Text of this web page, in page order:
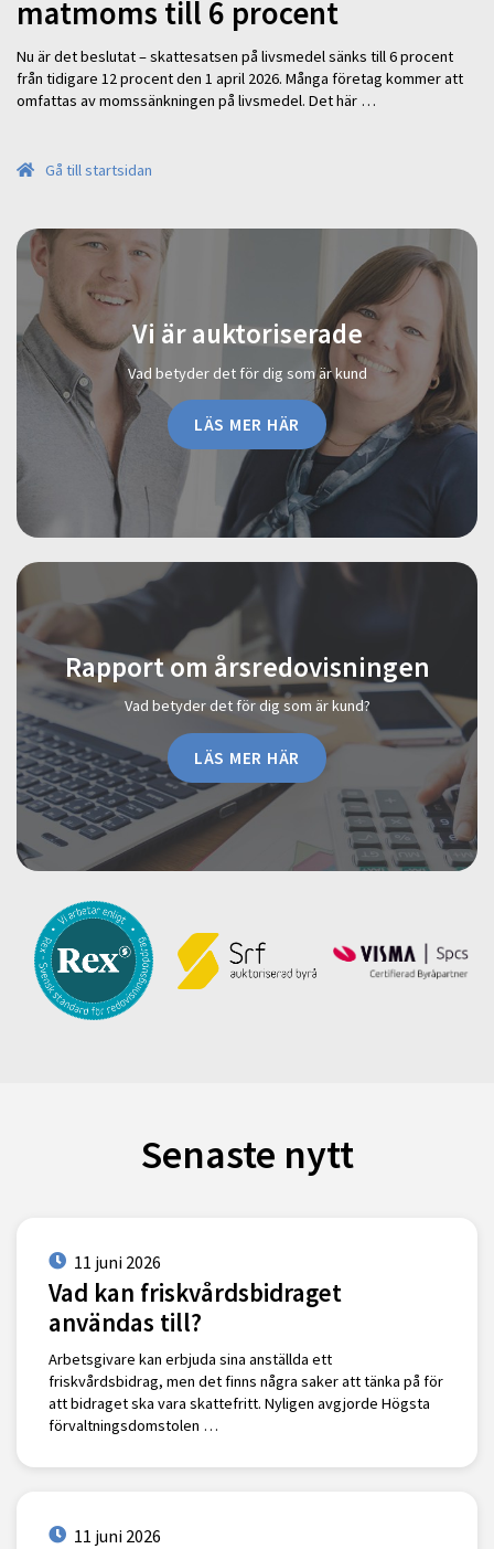
matmoms till 6 procent
Nu är det beslutat – skattesatsen på livsmedel sänks till 6 procent
från tidigare 12 procent den 1 april 2026. Många företag kommer att
omfattas av momssänkningen på livsmedel. Det här …
Gå till startsidan
Vi är auktoriserade
Vad betyder det för dig som är kund
LÄS MER HÄR
Rapport om årsredovisningen
Vad betyder det för dig som är kund?
LÄS MER HÄR
Senaste nytt
11 juni 2026
Vad kan friskvårdsbidraget
användas till?
Arbetsgivare kan erbjuda sina anställda ett
friskvårdsbidrag, men det finns några saker att tänka på för
att bidraget ska vara skattefritt. Nyligen avgjorde Högsta
förvaltningsdomstolen …
11 juni 2026